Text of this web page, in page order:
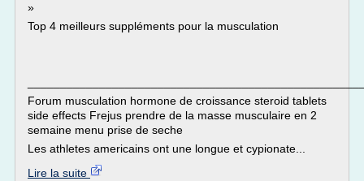
»
Top 4 meilleurs suppléments pour la musculation
Forum musculation hormone de croissance steroid tablets
side effects Frejus prendre de la masse musculaire en 2
semaine menu prise de seche
Les athletes americains ont une longue et cypionate...
Lire la suite